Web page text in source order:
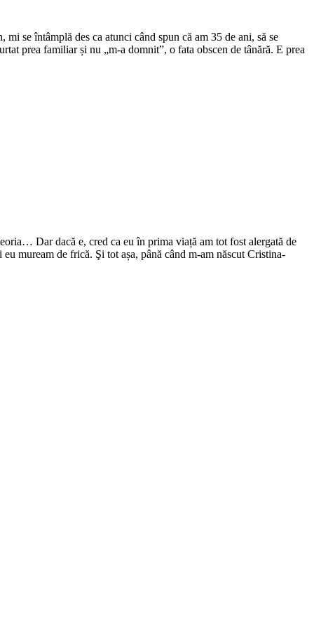
se întâmplă des ca atunci când spun că am 35 de ani, să se
prea familiar și nu „m-a domnit”, o fata obscen de tânără. E prea
Dar dacă e, cred ca eu în prima viață am tot fost alergată de
muream de frică. Şi tot așa, până când m-am născut Cristina-